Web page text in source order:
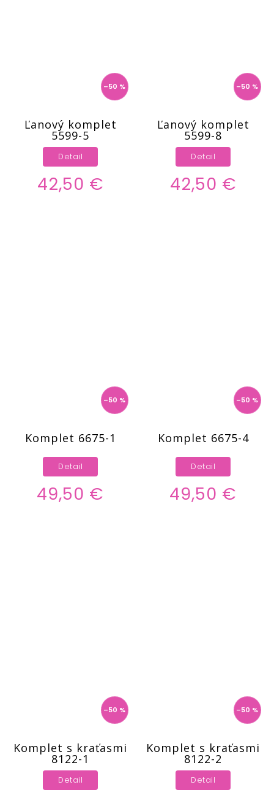
–50 %
Ľanový komplet
5599-5
42,50 €
Detail
–50 %
Ľanový komplet
5599-8
42,50 €
Detail
–50 %
Komplet 6675-1
49,50 €
Detail
–50 %
Komplet 6675-4
49,50 €
Detail
–50 %
Komplet s kraťasmi
8122-1
Detail
–50 %
Komplet s kraťasmi
8122-2
Detail